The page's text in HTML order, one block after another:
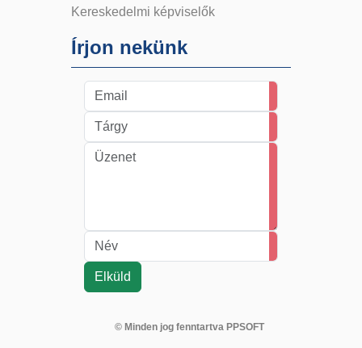
Kereskedelmi képviselők
Írjon nekünk
© Minden jog fenntartva PPSOFT